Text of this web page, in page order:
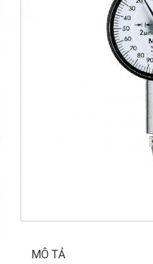
MÔ TẢ